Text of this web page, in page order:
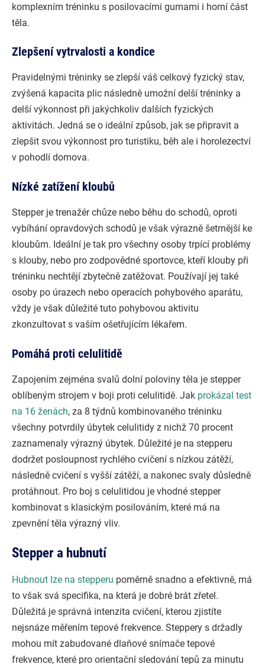
komplexním tréninku s posilovacími gumami i horní část
těla.
Zlepšení vytrvalosti a kondice
Pravidelnými tréninky se zlepší váš celkový fyzický stav,
zvýšená kapacita plic následně umožní delší tréninky a
delší výkonnost při jakýchkoliv dalších fyzických
aktivitách. Jedná se o ideální způsob, jak se připravit a
zlepšit svou výkonnost pro turistiku, běh ale i horolezectví
v pohodlí domova.
Nízké zatížení kloubů
Stepper je trenažér chůze nebo běhu do schodů, oproti
vybíhání opravdových schodů je však výrazně šetrnější ke
kloubům. Ideální je tak pro všechny osoby trpící problémy
s klouby, nebo pro zodpovědné sportovce, kteří klouby při
tréninku nechtějí zbytečně zatěžovat. Používají jej také
osoby po úrazech nebo operacích pohybového aparátu,
vždy je však důležité tuto pohybovou aktivitu
zkonzultovat s vaším ošetřujícím lékařem.
Pomáhá proti celulitidě
Zapojením zejména svalů dolní poloviny těla je stepper
oblíbeným strojem v boji proti celulitidě. Jak prokázal test
na 16 ženách, za 8 týdnů kombinovaného tréninku
všechny potvrdily úbytek celulitidy z nichž 70 procent
zaznamenaly výrazný úbytek. Důležité je na stepperu
dodržet posloupnost rychlého cvičení s nízkou zátěží,
následně cvičení s vyšší zátěží, a nakonec svaly důsledně
protáhnout. Pro boj s celulitidou je vhodné stepper
kombinovat s klasickým posilováním, které má na
zpevnění těla výrazný vliv.
Stepper a hubnutí
Hubnout lze na stepperu poměrně snadno a efektivně, má
to však svá specifika, na která je dobré brát zřetel.
Důležitá je správná intenzita cvičení, kterou zjistíte
nejsnáze měřením tepové frekvence. Steppery s držadly
mohou mít zabudované dlaňové snímače tepové
frekvence, které pro orientační sledování tepů za minutu